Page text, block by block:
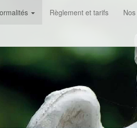
Règlement et tarifs